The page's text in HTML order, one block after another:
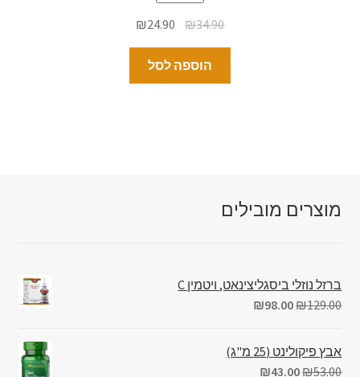
₪34.90
₪24.90
הוספה לסל
מוצרים מובילים
ברזל נוזלי ביסגליצינאט, ויטמין C
₪129.00
₪98.00
אבץ פיקולינט (25 מ"ג)
₪53.00
₪43.00